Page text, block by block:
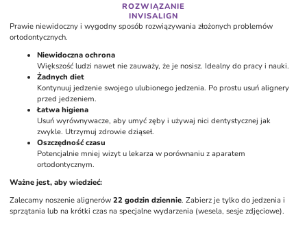
być usuwane podczas jedzenia, mycia zębów i nitkowania.
Jest to znacząca zaleta, ponieważ pozwala w pełni dbać o jamę ustną. Kolejną ważną zaletą
jest gładkość i komfort plastiku, z którego wykonane są alignery. W porównaniu do
konwencjonalnych metalowych aparatów ortodontycznych, podczas noszenia alignerów
Invisalign ryzyko podrażnienia policzków i dziąseł jest minimalne.
ROZWIĄZANIE
INVISALIGN
Prawie niewidoczny i wygodny sposób rozwiązywania złożonych problemów
ortodontycznych.
Niewidoczna ochrona
Większość ludzi nawet nie zauważy, że je nosisz. Idealny do pracy i nauki.
Żadnych diet
Kontynuuj jedzenie swojego ulubionego jedzenia. Po prostu usuń alignery
przed jedzeniem.
Łatwa higiena
Usuń wyrównywacze, aby umyć zęby i używaj nici dentystycznej jak
zwykle. Utrzymuj zdrowie dziąseł.
Oszczędność czasu
Potencjalnie mniej wizyt u lekarza w porównaniu z aparatem
ortodontycznym.
Ważne jest, aby wiedzieć:
Zalecamy noszenie alignerów 22 godzin dziennie. Zabierz je tylko do jedzenia i
sprzątania lub na krótki czas na specjalne wydarzenia (wesela, sesje zdjęciowe).